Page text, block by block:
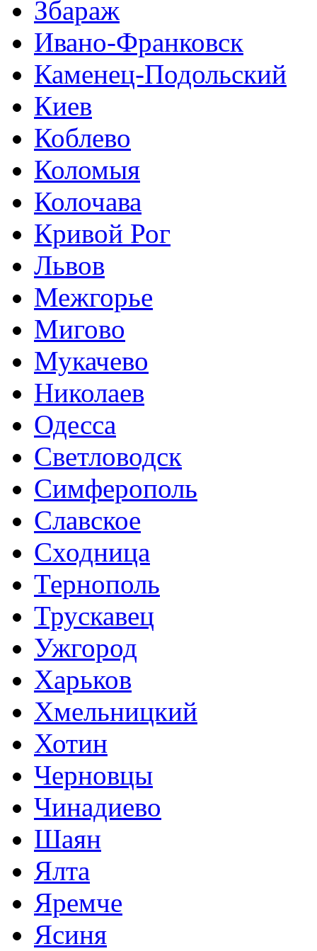
Збараж
Ивано-Франковск
Каменец-Подольский
Киев
Коблево
Коломыя
Колочава
Кривой Рог
Львов
Межгорье
Мигово
Мукачево
Николаев
Одесса
Светловодск
Симферополь
Славское
Сходница
Тернополь
Трускавец
Ужгород
Харьков
Хмельницкий
Хотин
Черновцы
Чинадиево
Шаян
Ялта
Яремче
Ясиня